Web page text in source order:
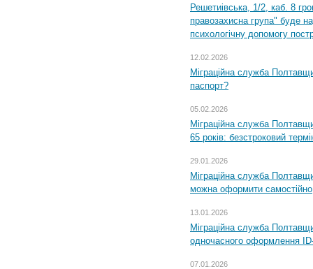
Решетиівська, 1/2, каб. 8
правозахисна група" буде
психологічну допомогу
12.02.2026
Міграційна служба
паспорт?
05.02.2026
Міграційна служба
65 років: безстроковий
29.01.2026
Міграційна служба
можна оформити самостійно
13.01.2026
Міграційна служба
одночасного оформлення
07.01.2026